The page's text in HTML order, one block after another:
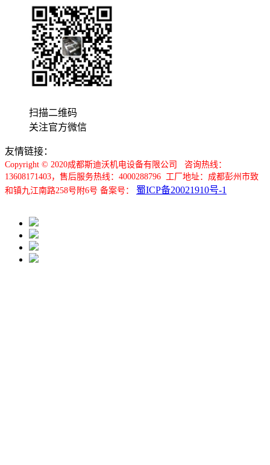
扫描二维码
关注官方微信
友情链接：
Copyright © 2020成都斯迪沃机电设备有限公司 咨询热线：
13608171403，售后服务热线：4000288796 工厂地址：成都彭州市致
和镇九江南路258号附6号 备案号：
蜀ICP备20021910号-1